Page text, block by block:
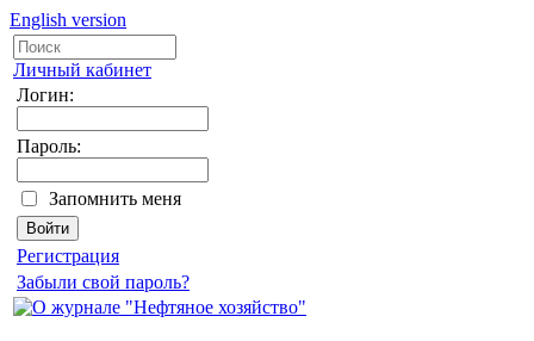
English version
Личный кабинет
Логин:
Пароль:
Запомнить меня
Регистрация
Забыли свой пароль?